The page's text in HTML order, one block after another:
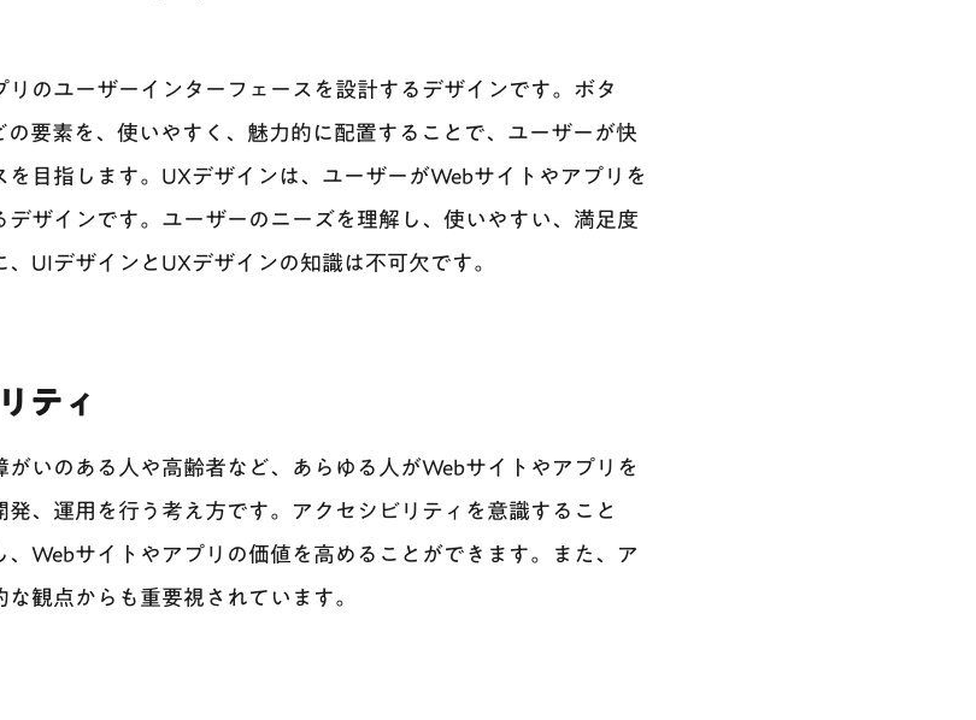
のユーザーインターフェースを設計するデザインです。ボタ
の要素を、使いやすく、魅力的に配置することで、ユーザーが快
目指します。UXデザインは、ユーザーがWebサイトやアプリを
ザインです。ユーザーのニーズを理解し、使いやすい、満足度
UIデザインとUXデザインの知識は不可欠です。
ティ
いのある人や高齢者など、あらゆる人がWebサイトやアプリを
、運用を行う考え方です。アクセシビリティを意識すること
Webサイトやアプリの価値を高めることができます。また、ア
観点からも重要視されています。